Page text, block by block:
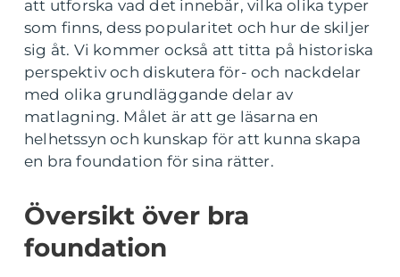
att utforska vad det innebär, vilka olika typer
som finns, dess popularitet och hur de skiljer
sig åt. Vi kommer också att titta på historiska
perspektiv och diskutera för- och nackdelar
med olika grundläggande delar av
matlagning. Målet är att ge läsarna en
helhetssyn och kunskap för att kunna skapa
en bra foundation för sina rätter.
Översikt över bra
foundation